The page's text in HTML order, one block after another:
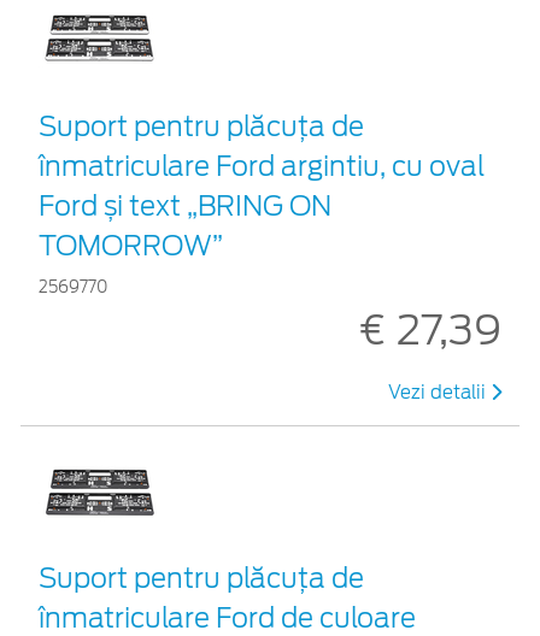
Suport pentru plăcuța de
înmatriculare Ford argintiu, cu oval
Ford și text „BRING ON
TOMORROW”
2569770
€ 27,39
Vezi detalii
Suport pentru plăcuța de
înmatriculare Ford de culoare